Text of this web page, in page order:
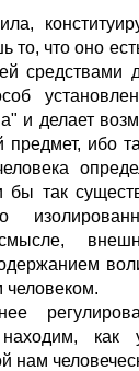
то, что оно
средствами
и делает
предмет, ибо
бы так
как
нам